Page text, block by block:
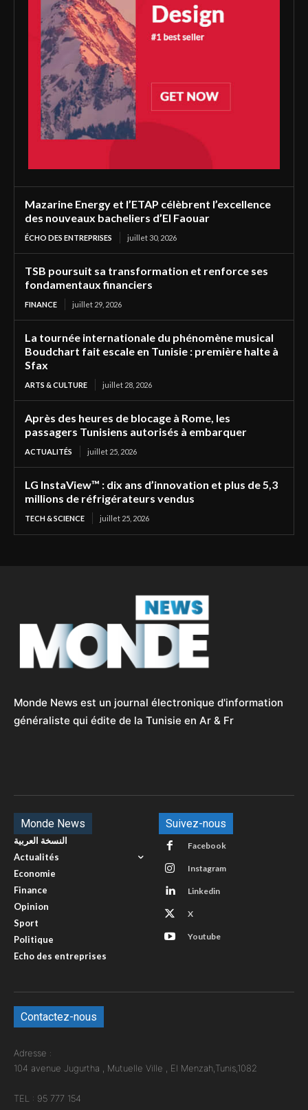
Mazarine Energy et l’ETAP célèbrent l’excellence
des nouveaux bacheliers d’El Faouar
ÉCHO DES ENTREPRISES juillet 30, 2026
TSB poursuit sa transformation et renforce ses
fondamentaux financiers
FINANCE juillet 29, 2026
La tournée internationale du phénomène musical
Boudchart fait escale en Tunisie : première halte à
Sfax
ARTS & CULTURE juillet 28, 2026
Après des heures de blocage à Rome, les
passagers Tunisiens autorisés à embarquer
ACTUALITÉS juillet 25, 2026
LG InstaView™ : dix ans d’innovation et plus de 5,3
millions de réfrigérateurs vendus
TECH & SCIENCE juillet 25, 2026
Monde News est un journal électronique d'information
généraliste qui édite de la Tunisie en Ar & Fr
Monde News
النسخة العربية
Actualités
Economie
Finance
Opinion
Sport
Politique
Echo des entreprises
Suivez-nous
Facebook
Instagram
Linkedin
X
Youtube
Contactez-nous
Adresse :
104 avenue Jugurtha , Mutuelle Ville , El Menzah,Tunis,1082
TEL : 95 777 154